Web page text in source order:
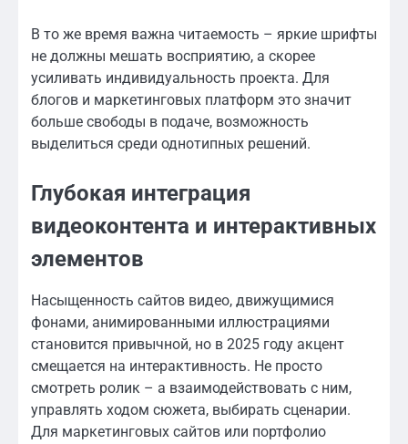
В то же время важна читаемость – яркие шрифты
не должны мешать восприятию, а скорее
усиливать индивидуальность проекта. Для
блогов и маркетинговых платформ это значит
больше свободы в подаче, возможность
выделиться среди однотипных решений.
Глубокая интеграция
видеоконтента и интерактивных
элементов
Насыщенность сайтов видео, движущимися
фонами, анимированными иллюстрациями
становится привычной, но в 2025 году акцент
смещается на интерактивность. Не просто
смотреть ролик – а взаимодействовать с ним,
управлять ходом сюжета, выбирать сценарии.
Для маркетинговых сайтов или портфолио